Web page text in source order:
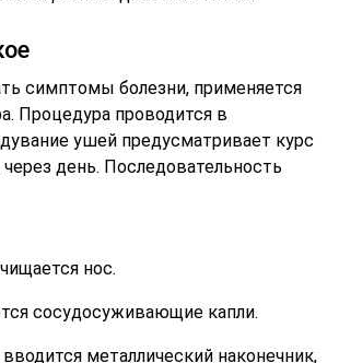
симптомы болезни, применяется
Процедура проводится в
ушей предусматривает курс
день. Последовательность
нос.
сосудосуживающие капли.
металлический наконечник,